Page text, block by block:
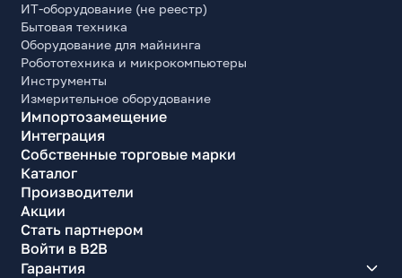
ИТ-оборудование (не реестр)
Бытовая техника
Оборудование для майнинга
Робототехника и микрокомпьютеры
Инструменты
Измерительное оборудование
Импортозамещение
Интеграция
Собственные торговые марки
Каталог
Производители
Акции
Стать партнером
Войти в B2B
Гарантия